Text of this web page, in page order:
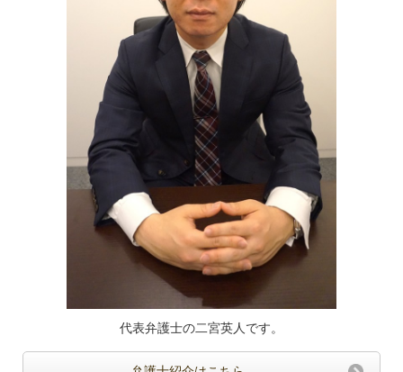
代表弁護士の二宮英人です。